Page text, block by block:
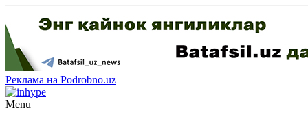
Реклама на Podrobno.uz
Menu